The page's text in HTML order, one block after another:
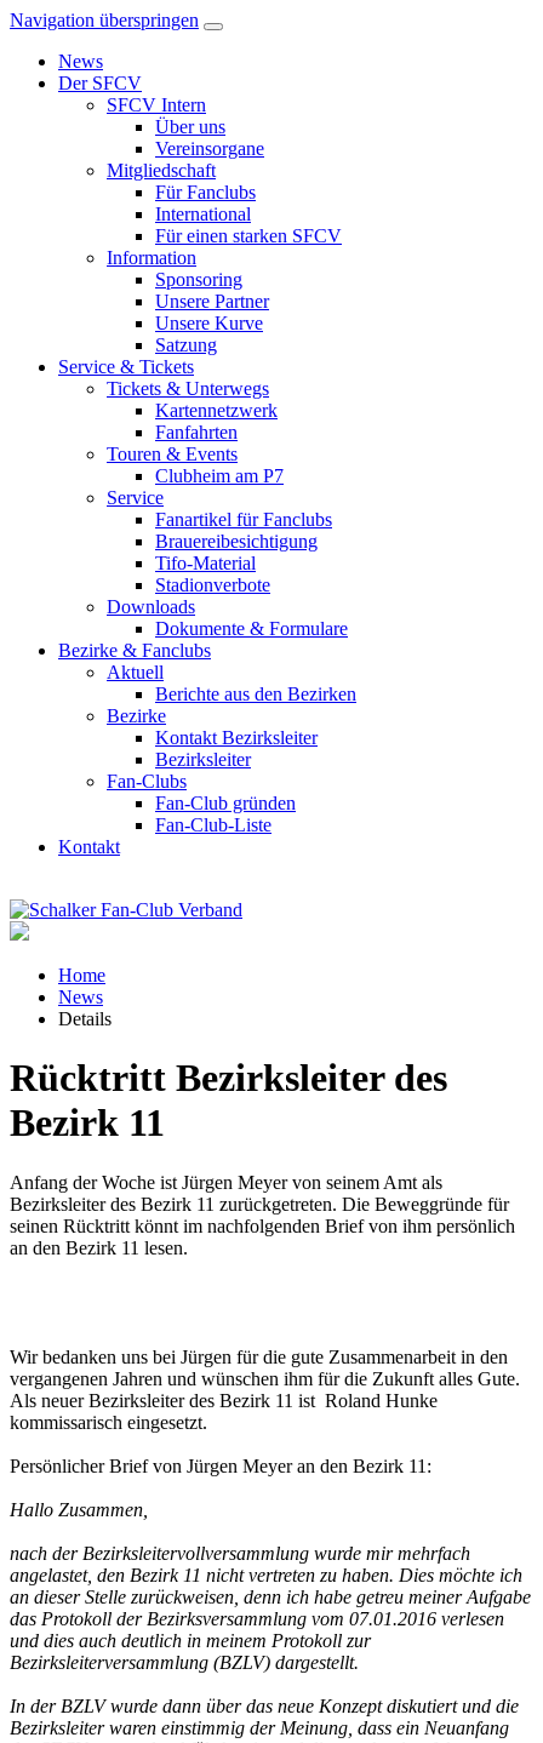
Navigation überspringen
News
Der SFCV
SFCV Intern
Über uns
Vereinsorgane
Mitgliedschaft
Für Fanclubs
International
Für einen starken SFCV
Information
Sponsoring
Unsere Partner
Unsere Kurve
Satzung
Service & Tickets
Tickets & Unterwegs
Kartennetzwerk
Fanfahrten
Touren & Events
Clubheim am P7
Service
Fanartikel für Fanclubs
Brauereibesichtigung
Tifo-Material
Stadionverbote
Downloads
Dokumente & Formulare
Bezirke & Fanclubs
Aktuell
Berichte aus den Bezirken
Bezirke
Kontakt Bezirksleiter
Bezirksleiter
Fan-Clubs
Fan-Club gründen
Fan-Club-Liste
Kontakt
Home
News
Details
Rücktritt Bezirksleiter des
Bezirk 11
Anfang der Woche ist Jürgen Meyer von seinem Amt als
Bezirksleiter des Bezirk 11 zurückgetreten. Die Beweggründe für
seinen Rücktritt könnt im nachfolgenden Brief von ihm persönlich
an den Bezirk 11 lesen.
Wir bedanken uns bei Jürgen für die gute Zusammenarbeit in den
vergangenen Jahren und wünschen ihm für die Zukunft alles Gute.
Als neuer Bezirksleiter des Bezirk 11 ist Roland Hunke
kommissarisch eingesetzt.
Persönlicher Brief von Jürgen Meyer an den Bezirk 11:
Hallo Zusammen,
nach der Bezirksleitervollversammlung wurde mir mehrfach
angelastet, den Bezirk 11 nicht vertreten zu haben. Dies möchte ich
an dieser Stelle zurückweisen, denn ich habe getreu meiner Aufgabe
das Protokoll der Bezirksversammlung vom 07.01.2016 verlesen
und dies auch deutlich in meinem Protokoll zur
Bezirksleiterversammlung (BZLV) dargestellt.
In der BZLV wurde dann über das neue Konzept diskutiert und die
Bezirksleiter waren einstimmig der Meinung, dass ein Neuanfang